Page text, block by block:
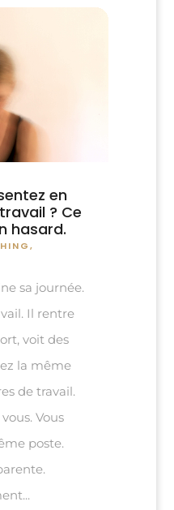
en
? Ce
hasard.
,
sa journée.
Il rentre
voit des
la même
de travail.
Vous
poste.